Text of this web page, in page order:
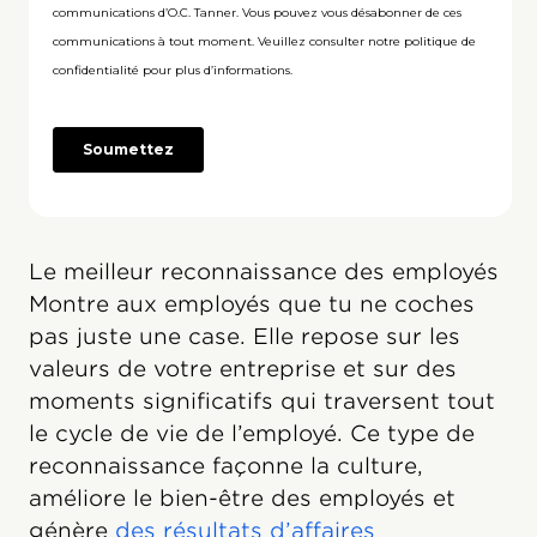
Le meilleur reconnaissance des employés
Montre aux employés que tu ne coches
pas juste une case. Elle repose sur les
valeurs de votre entreprise et sur des
moments significatifs qui traversent tout
le cycle de vie de l’employé. Ce type de
reconnaissance façonne la culture,
améliore le bien-être des employés et
génère des résultats d’affaires